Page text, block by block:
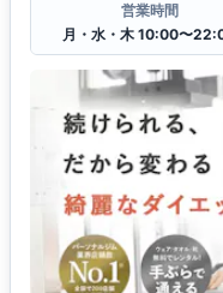
営業時間
月・水・木 10:00〜